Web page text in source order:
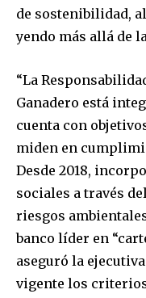
de sostenibilidad,
yendo más allá de
“La
Ganadero está
cuenta con
miden en
Desde 2018,
sociales a través
riesgos
banco líder en
aseguró la
vigente los